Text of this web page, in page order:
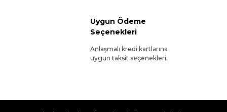
Uygun Ödeme
Seçenekleri
Anlaşmalı kredi kartlarına
uygun taksit seçenekleri.